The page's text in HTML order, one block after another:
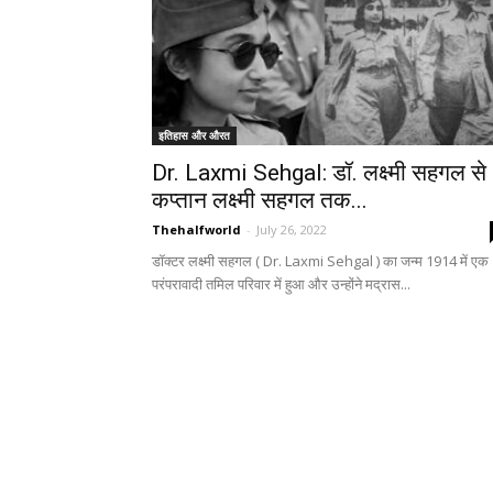
इतिहास और औरत
Dr. Laxmi Sehgal: डॉ. लक्ष्मी सहगल से
कप्तान लक्ष्मी सहगल तक...
Thehalfworld - July 26, 2022
डॉक्टर लक्ष्मी सहगल ( Dr. Laxmi Sehgal ) का जन्म 1914 में एक
परंपरावादी तमिल परिवार में हुआ और उन्होंने मद्रास...